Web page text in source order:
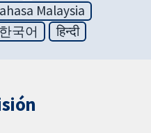
Malaysia
한국어 हिन्दी